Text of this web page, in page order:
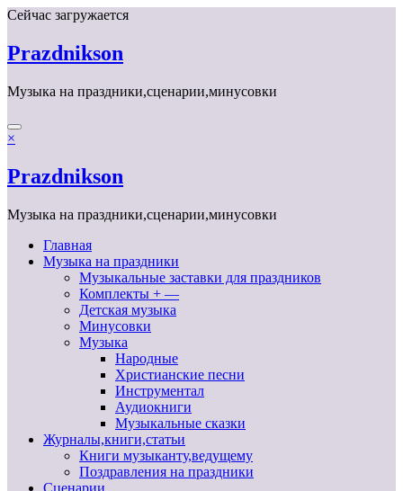
Перейти
содержимому
Сейчас загружается
Prazdnikson
Музыка на праздники,сценарии,минусовки
×
Prazdnikson
Музыка на праздники,сценарии,минусовки
Главная
Музыка на праздники
Музыкальные заставки для праздников
Комплекты + —
Детская музыка
Минусовки
Музыка
Народные
Христианские песни
Инструментал
Аудиокниги
Музыкальные сказки
Журналы,книги,статьи
Книги музыканту,ведущему
Поздравления на праздники
Сценарии